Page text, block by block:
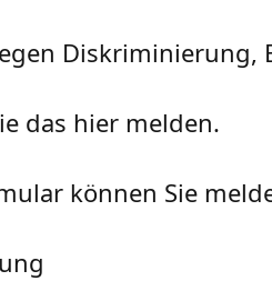
Diskriminierung,
das hier melden.
können Sie